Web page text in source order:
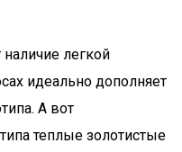
легкой
идеально дополняет
А вот
теплые золотистые